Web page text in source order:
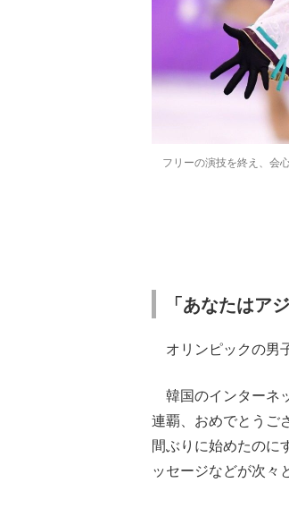
《VIVANT》頼れる相
フリーの演技を終え、
「あなたはア
オリンピックの男
韓国のインターネ
連覇、おめでとうご
間ぶりに始めたのに
ッセージなどが次々